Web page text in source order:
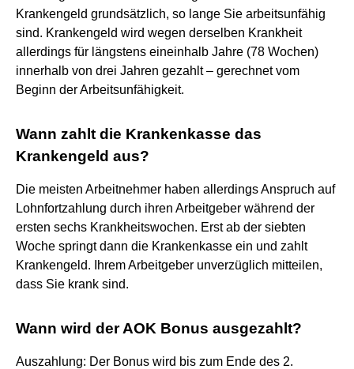
Krankengeld grundsätzlich, so lange Sie arbeitsunfähig
sind. Krankengeld wird wegen derselben Krankheit
allerdings für längstens eineinhalb Jahre (78 Wochen)
innerhalb von drei Jahren gezahlt – gerechnet vom
Beginn der Arbeitsunfähigkeit.
Wann zahlt die Krankenkasse das
Krankengeld aus?
Die meisten Arbeitnehmer haben allerdings Anspruch auf
Lohnfortzahlung durch ihren Arbeitgeber während der
ersten sechs Krankheitswochen. Erst ab der siebten
Woche springt dann die Krankenkasse ein und zahlt
Krankengeld. Ihrem Arbeitgeber unverzüglich mitteilen,
dass Sie krank sind.
Wann wird der AOK Bonus ausgezahlt?
Auszahlung: Der Bonus wird bis zum Ende des 2.